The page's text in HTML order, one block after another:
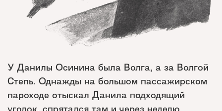
У Данилы Осинина была Волга, а за Волгой
Степь. Однажды на большом пассажирском
пароходе отыскал Данила подходящий
уголок, спрятался там и через неделю